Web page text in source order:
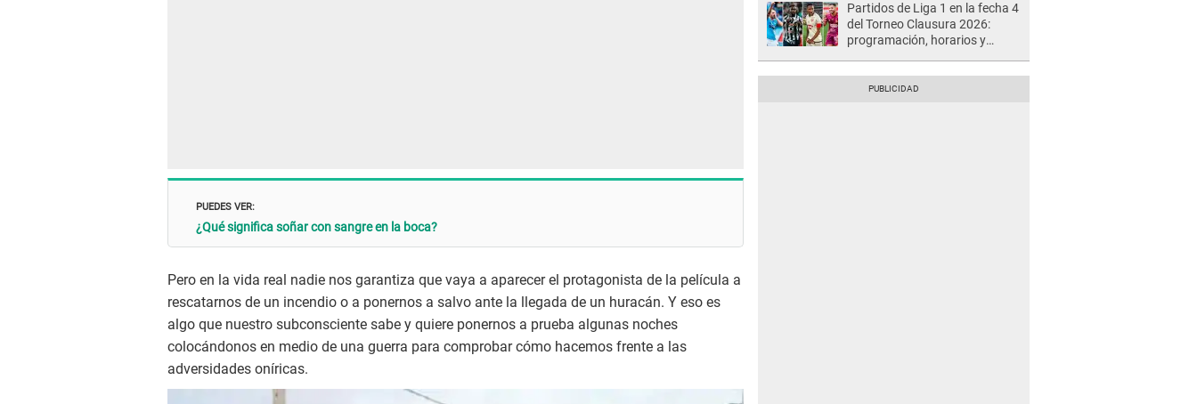
PUEDES VER:
¿Qué significa soñar con sangre en la boca?
Pero en la vida real nadie nos garantiza que vaya a aparecer el protagonista de la película a
rescatarnos de un incendio o a ponernos a salvo ante la llegada de un huracán. Y eso es
algo que nuestro subconsciente sabe y quiere ponernos a prueba algunas noches
colocándonos en medio de una guerra para comprobar cómo hacemos frente a las
adversidades oníricas.
Partidos de Liga 1 en la fecha 4
del Torneo Clausura 2026:
programación, horarios y